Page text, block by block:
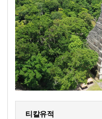
티칼유적